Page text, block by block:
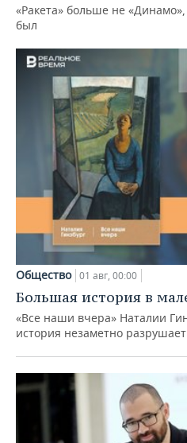
«Ракета» больше не
был
Общество 01 авг, 00:00
Большая история в
«Все наши вчера» Наталии
история незаметно